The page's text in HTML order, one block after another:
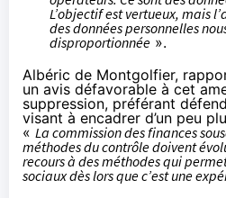
L’objectif est vertueux, mais
des données personnelles
disproportionnée ».
Albéric de Montgolfier,
un avis défavorable à cet
suppression, préférant
visant à encadrer d’un peu
« La commission des finances
méthodes du contrôle doivent
recours à des méthodes qui
sociauxdès lors que c’est une